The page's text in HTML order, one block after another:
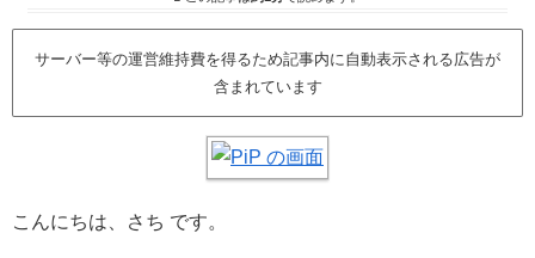
サーバー等の運営維持費を得るため記事内に自動表示される広告が
含まれています
こんにちは、さち です。